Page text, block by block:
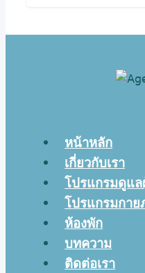
หน้าหลัก
เกี่ยวกับเรา
โปรแกรมดูแล
โปรแกรมกา
ห้องพัก
บทความ
ติดต่อเรา